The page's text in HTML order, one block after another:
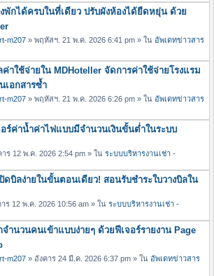
พักได้ครบในที่เดียว ปรับผังห้องได้ยืดหยุ่น ด้วย
m207 » พฤหัสฯ. 21 พ.ค. 2026 6:41 pm » ใน อัพเดทข่าวสาร
าใช้จ่ายใน MDHoteller จัดการค่าใช้จ่ายโรงแรม
เอกสารซ้ำ
m207 » พฤหัสฯ. 21 พ.ค. 2026 6:26 pm » ใน อัพเดทข่าวสาร
ร์ค่าน้ำค่าไฟแบบมีจำนวนเงินขั้นต่ำในระบบ
าร 12 พ.ค. 2026 2:54 pm » ใน ระบบบริหารงานเช่า -
ดบิลง่ายในขั้นตอนเดียว! สอนรับชำระใบวางบิลใน
ร 12 พ.ค. 2026 10:56 am » ใน ระบบบริหารงานเช่า -
จำนวนคนเข้าแบบง่ายๆ ด้วยฟีเจอร์รายงาน Page
m207 » อังคาร 24 มี.ค. 2026 6:37 pm » ใน อัพเดทข่าวสาร